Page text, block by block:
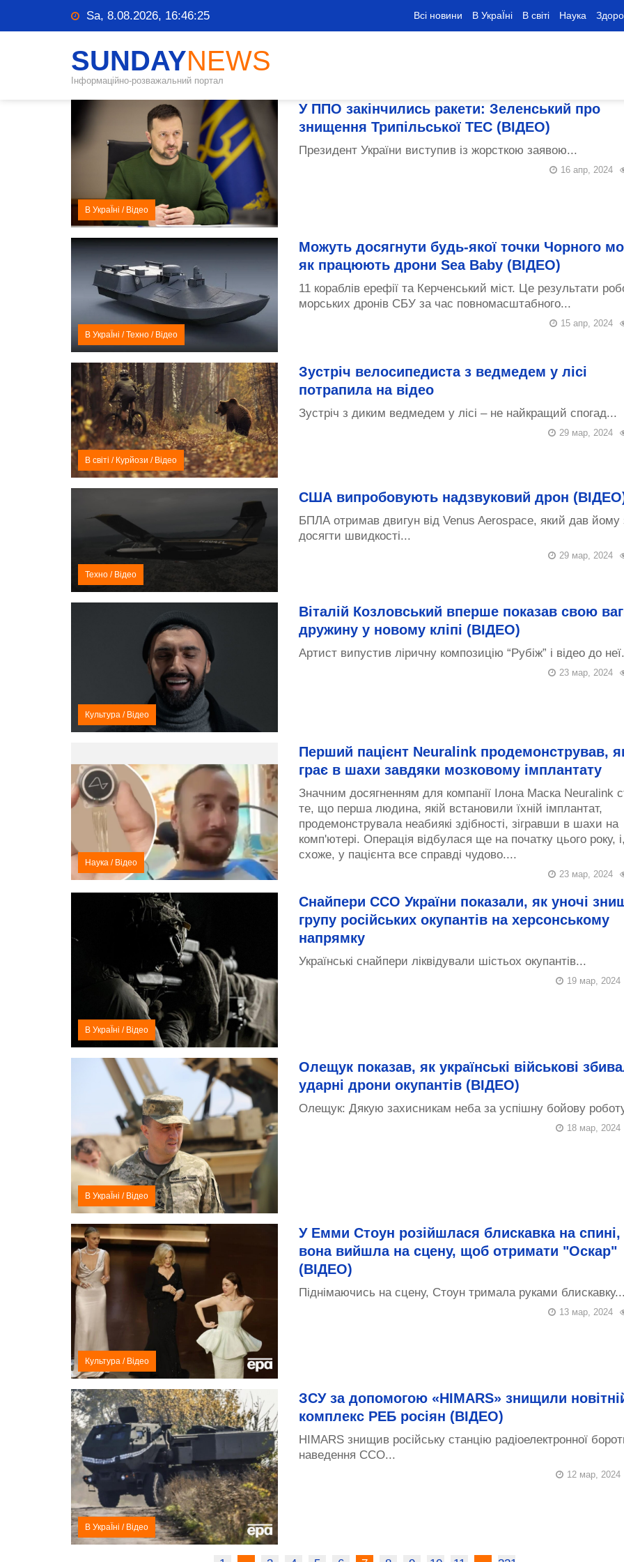
Sa, 8.08.2026, 16:46:26 Всі новини В УкраЇні В світі Наука
SUNDAYNEWS
Інформаційно-розважальний портал
В УкраЇні / Відео
У ППО закінчились ракети: Зеленський про
знищення Трипільської ТЕС (ВІДЕО)
Президент України виступив із жорсткою заявою...
16 апр, 2024
В УкраЇні /Техно / Відео
Можуть досягнути будь-якої точки Чорного
як працюють дрони Sea Baby (ВІДЕО)
11 кораблів ерефії та Керченський міст. Це результати
морських дронів СБУ за час повномасштабного...
15 апр, 2024
В світі / Курйози / Відео
Зустріч велосипедиста з ведмедем у лісі
потрапила на відео
Зустріч з диким ведмедем у лісі – не найкращий спогад...
29 мар, 2024
Техно / Відео
США випробовують надзвуковий дрон
БПЛА отримав двигун від Venus Aerospace, який дав йому
досягти швидкості...
29 мар, 2024
Культура / Відео
Віталій Козловський вперше показав свою
дружину у новому кліпі (ВІДЕО)
Артист випустив ліричну композицію “Рубіж” і відео до
23 мар, 2024
Наука / Відео
Перший пацієнт Neuralink продемонстрував,
грає в шахи завдяки мозковому імплантату
Значним досягненням для компанії Ілона Маска Neuralink
те, що перша людина, якій встановили їхній імплантат,
продемонструвала неабиякі здібності, зігравши в шахи на
комп'ютері. Операція відбулася ще на початку цього року, і,
схоже, у пацієнта все справді чудово....
23 мар, 2024
В УкраЇні / Відео
Снайпери ССО України показали, як уночі
групу російських окупантів на херсонському
напрямку
Українські снайпери ліквідували шістьох окупантів...
19 мар, 2024
В УкраЇні / Відео
Олещук показав, як українські військові
ударні дрони окупантів (ВІДЕО)
Олещук: Дякую захисникам неба за успішну бойову
18 мар, 2024
Культура / Відео
У Емми Стоун розійшлася блискавка на спині,
вона вийшла на сцену, щоб отримати "Оскар"
(ВІДЕО)
Піднімаючись на сцену, Стоун тримала руками блискавку...
13 мар, 2024
В УкраЇні / Відео
ЗСУ за допомогою «HIMARS» знищили
комплекс РЕБ росіян (ВІДЕО)
HIMARS знищив російську станцію радіоелектронної
наведення ССО...
12 мар, 2024